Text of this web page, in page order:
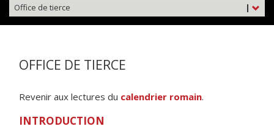
|
Office de tierce
OFFICE DE TIERCE
Revenir aux lectures du calendrier romain.
INTRODUCTION